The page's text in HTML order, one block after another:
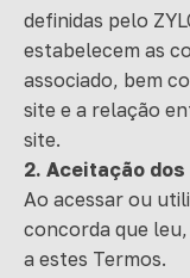
definidas pelo
estabelecem as
associado, bem
site e a relação
site.
2. Aceitação dos
Ao acessar ou
concorda que
a estes Termos.